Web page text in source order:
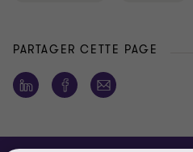
PARTAGER CETTE PAGE